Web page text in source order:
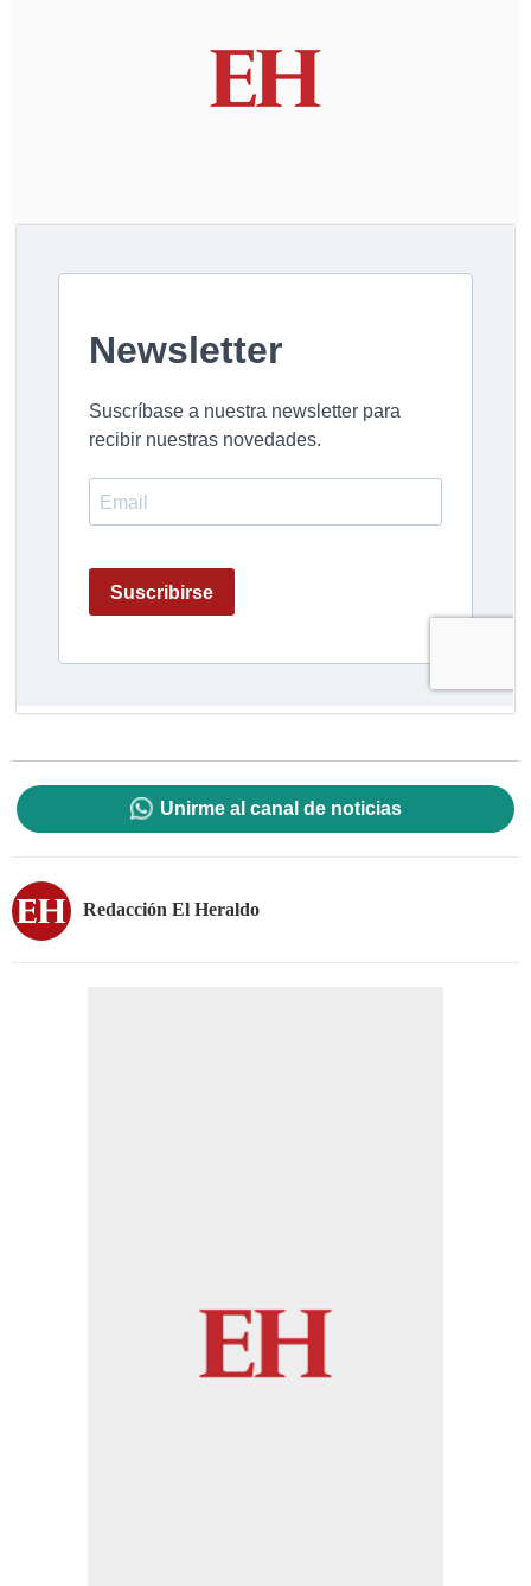
Unirme al canal de noticias
Redacción El Heraldo